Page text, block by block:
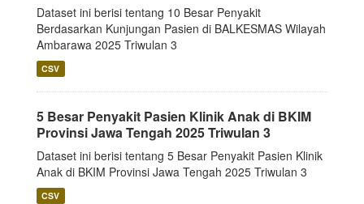
Dataset ini berisi tentang 10 Besar Penyakit
Berdasarkan Kunjungan Pasien di BALKESMAS Wilayah
Ambarawa 2025 Triwulan 3
CSV
5 Besar Penyakit Pasien Klinik Anak di BKIM
Provinsi Jawa Tengah 2025 Triwulan 3
Dataset ini berisi tentang 5 Besar Penyakit Pasien Klinik
Anak di BKIM Provinsi Jawa Tengah 2025 Triwulan 3
CSV